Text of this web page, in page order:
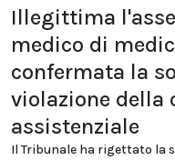
Illegittima
medico di
confermata la
violazione della
assistenziale
Il Tribunale ha rigettato la